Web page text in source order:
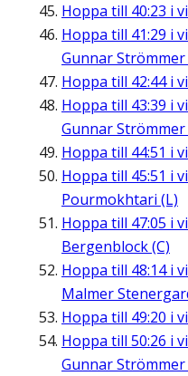
Hoppa till 40:23 i
Hoppa till 41:29 i
Gunnar Strömmer
Hoppa till 42:44i
Hoppa till 43:39 i
Gunnar Strömmer
Hoppa till 44:51 i
Hoppa till 45:51 i
Pourmokhtari (L)
Hoppa till 47:05 i
Bergenblock (C)
Hoppa till 48:14i
Malmer
Hoppa till 49:20 i
Hoppa till 50:26 i
Gunnar Strömmer